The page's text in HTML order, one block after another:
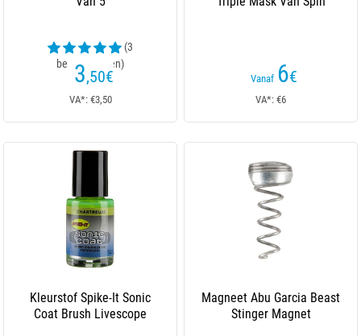
(3
beoordelingen)
3,50€
VA*: €3,50
Vanaf 6€
VA*: €6
Kleurstof Spike-It Sonic
Coat Brush Livescope
Magneet Abu Garcia Beast
Stinger Magnet